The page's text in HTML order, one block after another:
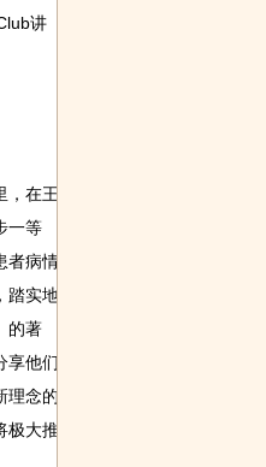
讲
，在王
一等
者病情
踏实地
的著
享他们
理念的
极大推